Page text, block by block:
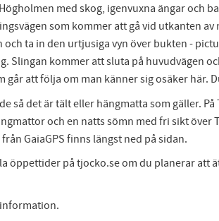
med skog, igenvuxna ängar och
som kommer att gå vid utkanten
ta in den urtjusiga vyn över bukten -
Slingan kommer att sluta på huvudvägen
att följa om man känner sig osäker här.
så det är tält eller hängmatta som gäller.
och en natts sömn med fri sikt
GaiaGPS finns längst ned på sidan.
på tjocko.se om du planerar att